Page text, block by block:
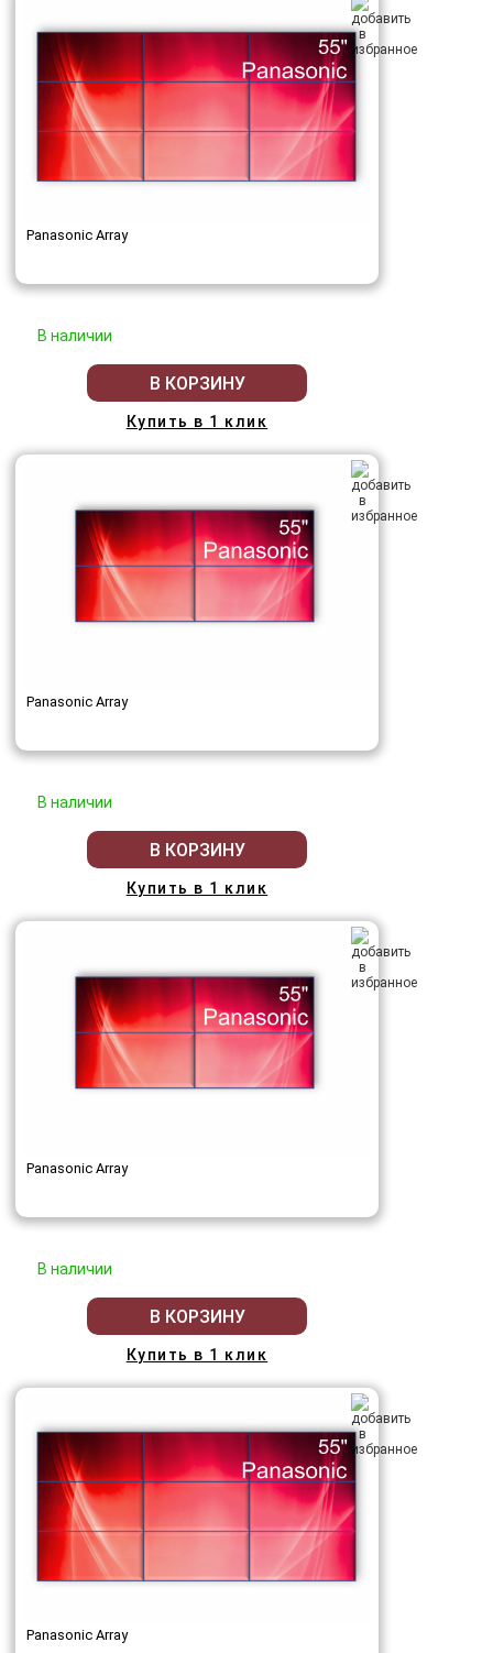
Panasonic Array
В наличии
В КОРЗИНУ
Купить в 1 клик
Panasonic Array
В наличии
В КОРЗИНУ
Купить в 1 клик
Panasonic Array
В наличии
В КОРЗИНУ
Купить в 1 клик
Panasonic Array